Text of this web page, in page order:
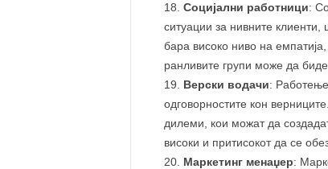
Социјални работници:
ситуации за нивните
бара високо ниво на
ранливите групи може да
Верски водачи:
одговорностите кон
дилеми, кои можат да
високи и притисокот да се
Маркетинг менаџер: